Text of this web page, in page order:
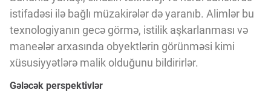
istifadəsi ilə bağlı müzakirələr də yaranıb. Alimlər bu
texnologiyanın gecə görmə, istilik aşkarlanması və
maneələr arxasında obyektlərin görünməsi kimi
xüsusiyyətlərə malik olduğunu bildirirlər.
Gələcək perspektivlər